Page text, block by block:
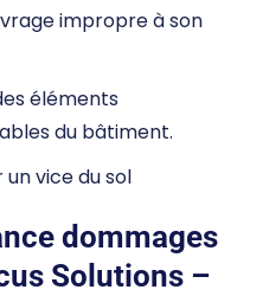
impropre à son
éléments
du bâtiment.
vice du sol
dommages
Solutions –